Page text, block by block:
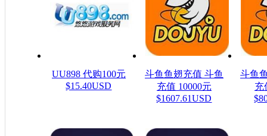
UU898 代购100元
$15.40USD
斗鱼鱼翅充值 斗鱼
充值 10000元
$1607.61USD
斗鱼
充